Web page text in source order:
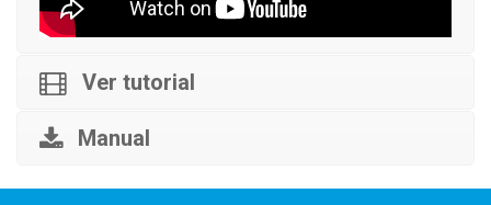
Ver tutorial
Manual